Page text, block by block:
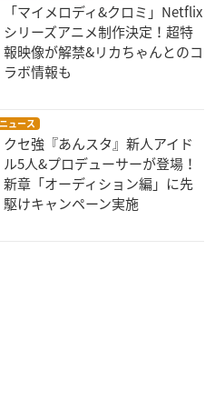
「マイメロディ&クロミ」Netflix
シリーズアニメ制作決定！超特
報映像が解禁&リカちゃんとのコ
ラボ情報も
ニュース
クセ強『あんスタ』新人アイド
ル5人&プロデューサーが登場！
新章「オーディション編」に先
駆けキャンペーン実施